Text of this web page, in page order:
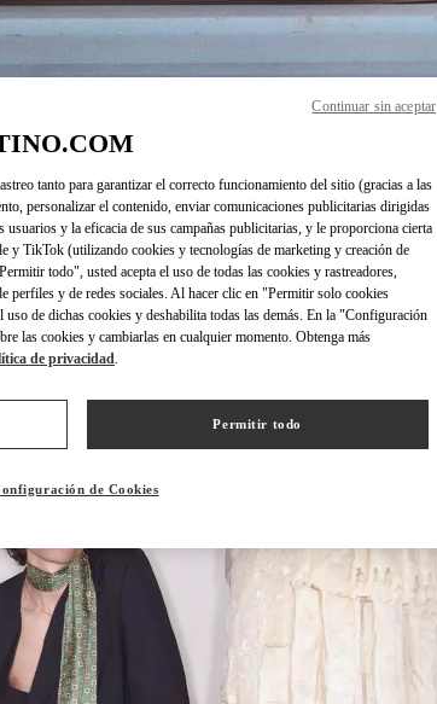
NOVEDADES
tanto para garantizar el correcto funcionamiento del sitio (gracias a las
personalizar el contenido, enviar comunicaciones publicitarias dirigidas
y la eficacia de sus campañas publicitarias, y le proporciona cierta
y TikTok (utilizando cookies y tecnologías de marketing y creación de
todo", usted acepta el uso de todas las cookies y rastreadores,
perfiles y de redes sociales. Al hacer clic en "Permitir solo cookies
de dichas cookies y deshabilita todas las demás. En la "Configuración
las cookies y cambiarlas en cualquier momento. Obtenga más
de privacidad.
Permitir todo
de Cookies
Continuar sin aceptar